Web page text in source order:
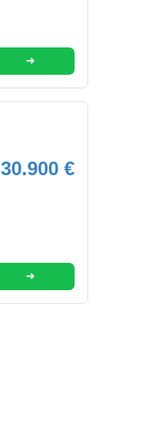
➜
30.900 €
➜